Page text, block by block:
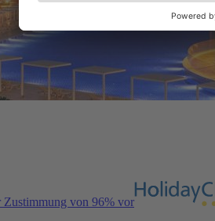
Zustimmung von 96% vor